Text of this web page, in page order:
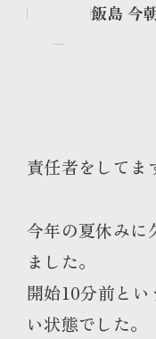
飯島 今
責任者をしてま
今年の夏休みに
ました。
開始10分前と
い状態でした。